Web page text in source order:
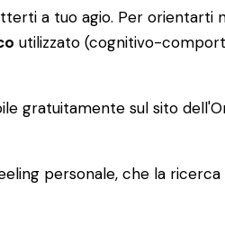
a tuo agio. Per
utilizzato (cognitivo-
gratuitamente sul sito
personale, che la